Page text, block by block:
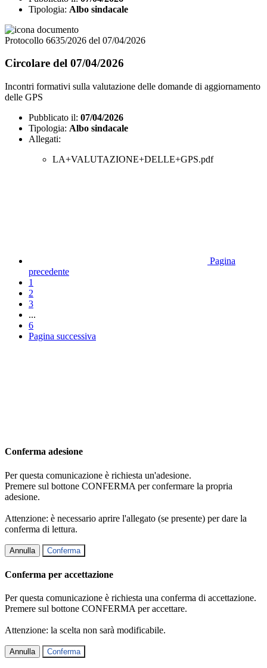
Tipologia: Albo sindacale
Protocollo 6635/2026 del 07/04/2026
Circolare del 07/04/2026
Incontri formativi sulla valutazione delle domande di aggiornamento
delle GPS
Pubblicato il: 07/04/2026
Tipologia: Albo sindacale
Allegati:
LA+VALUTAZIONE+DELLE+GPS.pdf
Pagina
precedente
1
2
3
...
6
Pagina successiva
Conferma adesione
Per questa comunicazione è richiesta un'adesione.
Premere sul bottone CONFERMA per confermare la propria
adesione.
Attenzione: è necessario aprire l'allegato (se presente) per dare la
conferma di lettura.
Annulla Conferma
Conferma per accettazione
Per questa comunicazione è richiesta una conferma di accettazione.
Premere sul bottone CONFERMA per accettare.
Attenzione: la scelta non sarà modificabile.
Annulla Conferma